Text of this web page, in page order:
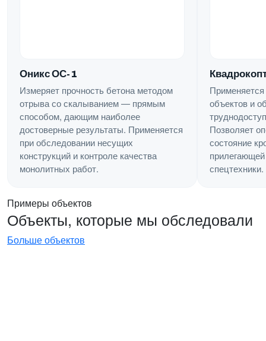
Оникс ОС-1
Измеряет прочность бетона методом
отрыва со скалыванием — прямым
способом, дающим наиболее
достоверные результаты. Применяется
при обследовании несущих
конструкций и контроле качества
монолитных работ.
объектов и
Позволяет
состояние
спецтехники.
Примеры объектов
Объекты, которые мы обследовали
Больше объектов